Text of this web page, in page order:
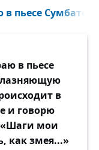
пьесе
в пьесе
в
и говорю
мои
как змея...»